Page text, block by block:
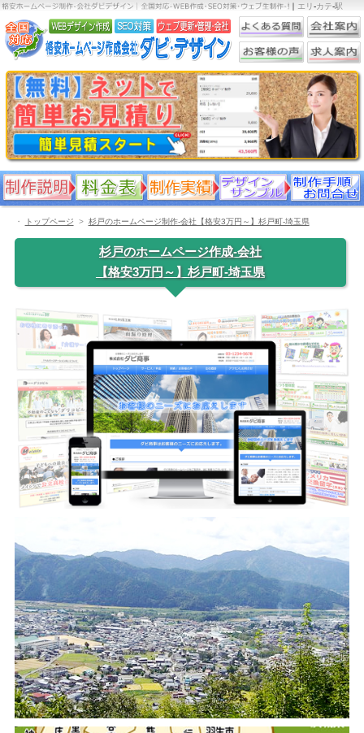
｜ エリ-カテ-駅
・ トップページ 杉戸のホームページ制作-会社【格安3万円～】杉戸町-埼玉県
杉戸のホームページ作成-会社
【格安3万円～】杉戸町-埼玉県